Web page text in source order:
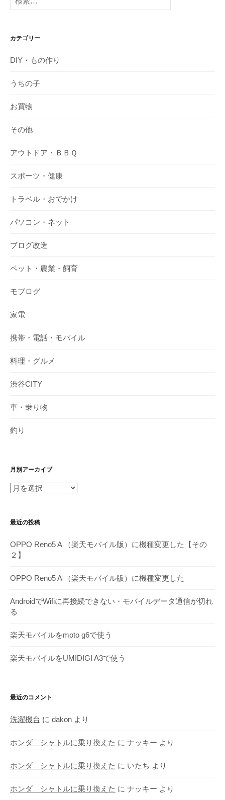
索:
カテゴリー
DIY・もの作り
うちの子
お買物
その他
アウトドア・ＢＢＱ
スポーツ・健康
トラベル・おでかけ
パソコン・ネット
ブログ改造
ペット・農業・飼育
モブログ
家電
携帯・電話・モバイル
料理・グルメ
渋谷CITY
車・乗り物
釣り
月別アーカイブ
月
ー
イ
ブ
最近の投稿
OPPO Reno5 A （楽天モバイル版）に機種変更した【その
２】
OPPO Reno5 A （楽天モバイル版）に機種変更した
AndroidでWifiに再接続できない・モバイルデータ通信が切れ
る
楽天モバイルをmoto g6で使う
楽天モバイルをUMIDIGI A3で使う
最近のコメント
洗濯機台 に dakon より
ホンダ シャトルに乗り換えた に ナッキー より
ホンダ シャトルに乗り換えた に いたち より
ホンダ シャトルに乗り換えた に ナッキー より